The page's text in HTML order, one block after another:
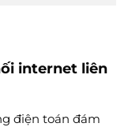
internet liên
điện toán đám